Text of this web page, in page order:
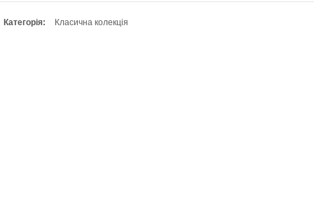
Категорія: Класична колекція